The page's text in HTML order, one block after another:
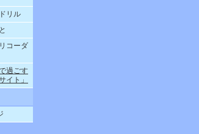
リル
コーダ
過ごす
イト」